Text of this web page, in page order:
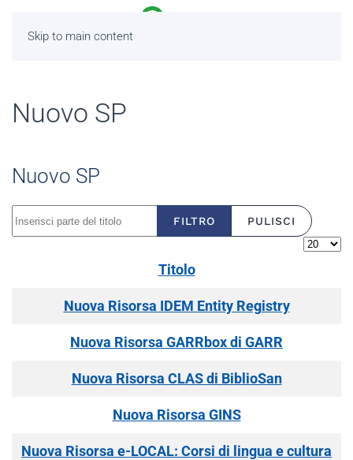
Skip to main content
Nuovo SP
Nuovo SP
Inserisci parte del titolo FILTRO PULISCI
Titolo
Nuova Risorsa IDEM Entity Registry
Nuova Risorsa GARRbox di GARR
Nuova Risorsa CLAS di BiblioSan
Nuova Risorsa GINS
Nuova Risorsa e-LOCAL: Corsi di lingua e cultura